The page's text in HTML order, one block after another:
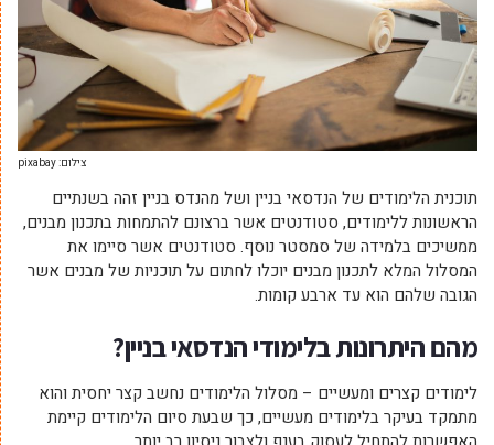
צילום: pixabay
תוכנית הלימודים של הנדסאי בניין ושל מהנדס בניין זהה בשנתיים
הראשונות ללימודים, סטודנטים אשר ברצונם להתמחות בתכנון מבנים,
ממשיכים בלמידה של סמסטר נוסף. סטודנטים אשר סיימו את
המסלול המלא לתכנון מבנים יוכלו לחתום על תוכניות של מבנים אשר
הגובה שלהם הוא עד ארבע קומות.
מהם היתרונות בלימודי הנדסאי בניין?
לימודים קצרים ומעשיים – מסלול הלימודים נחשב קצר יחסית והוא
מתמקד בעיקר בלימודים מעשיים, כך שבעת סיום הלימודים קיימת